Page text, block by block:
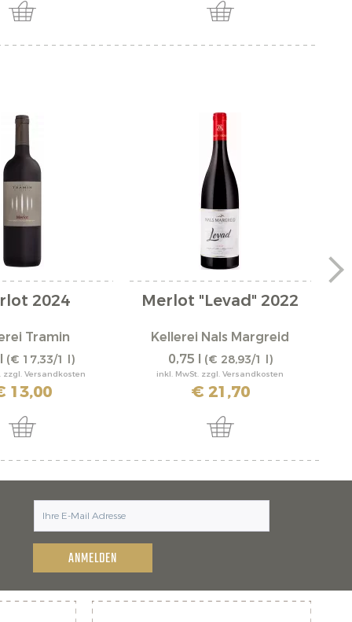
2024
Tramin
(€ 17,33/1 l)
zzgl. Versandkosten
13,00
Merlot "Levad" 2022
Kellerei Nals Margreid
0,75 l (€ 28,93/1 l)
inkl. MwSt. zzgl. Versandkosten
€ 21,70
ANMELDEN